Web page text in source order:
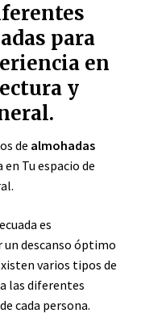
para
en
y
de almohadas
Tu espacio de
es
descanso óptimo
varios tipos de
las diferentes
cada persona.